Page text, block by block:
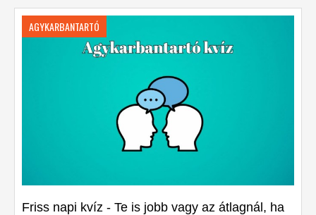
AGYKARBANTARTÓ
Friss napi kvíz - Te is jobb vagy az átlagnál, ha